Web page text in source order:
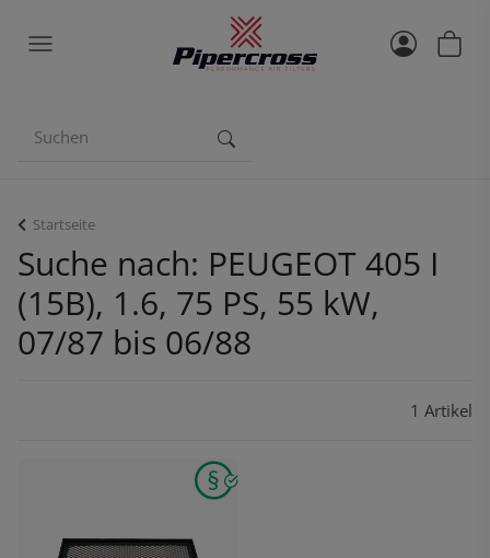
Startseite
Suche nach: PEUGEOT 405 I
(15B), 1.6, 75 PS, 55 kW,
07/87 bis 06/88
1 Artikel